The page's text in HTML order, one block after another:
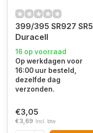
399/395 SR927
Duracell
16 op voorraad
Op werkdagen voor
16:00 uur besteld,
dezelfde dag
verzonden.
€3,05
€3,69 Incl. btw